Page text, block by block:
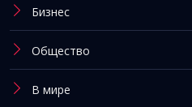
Бизнес
Общество
В мире